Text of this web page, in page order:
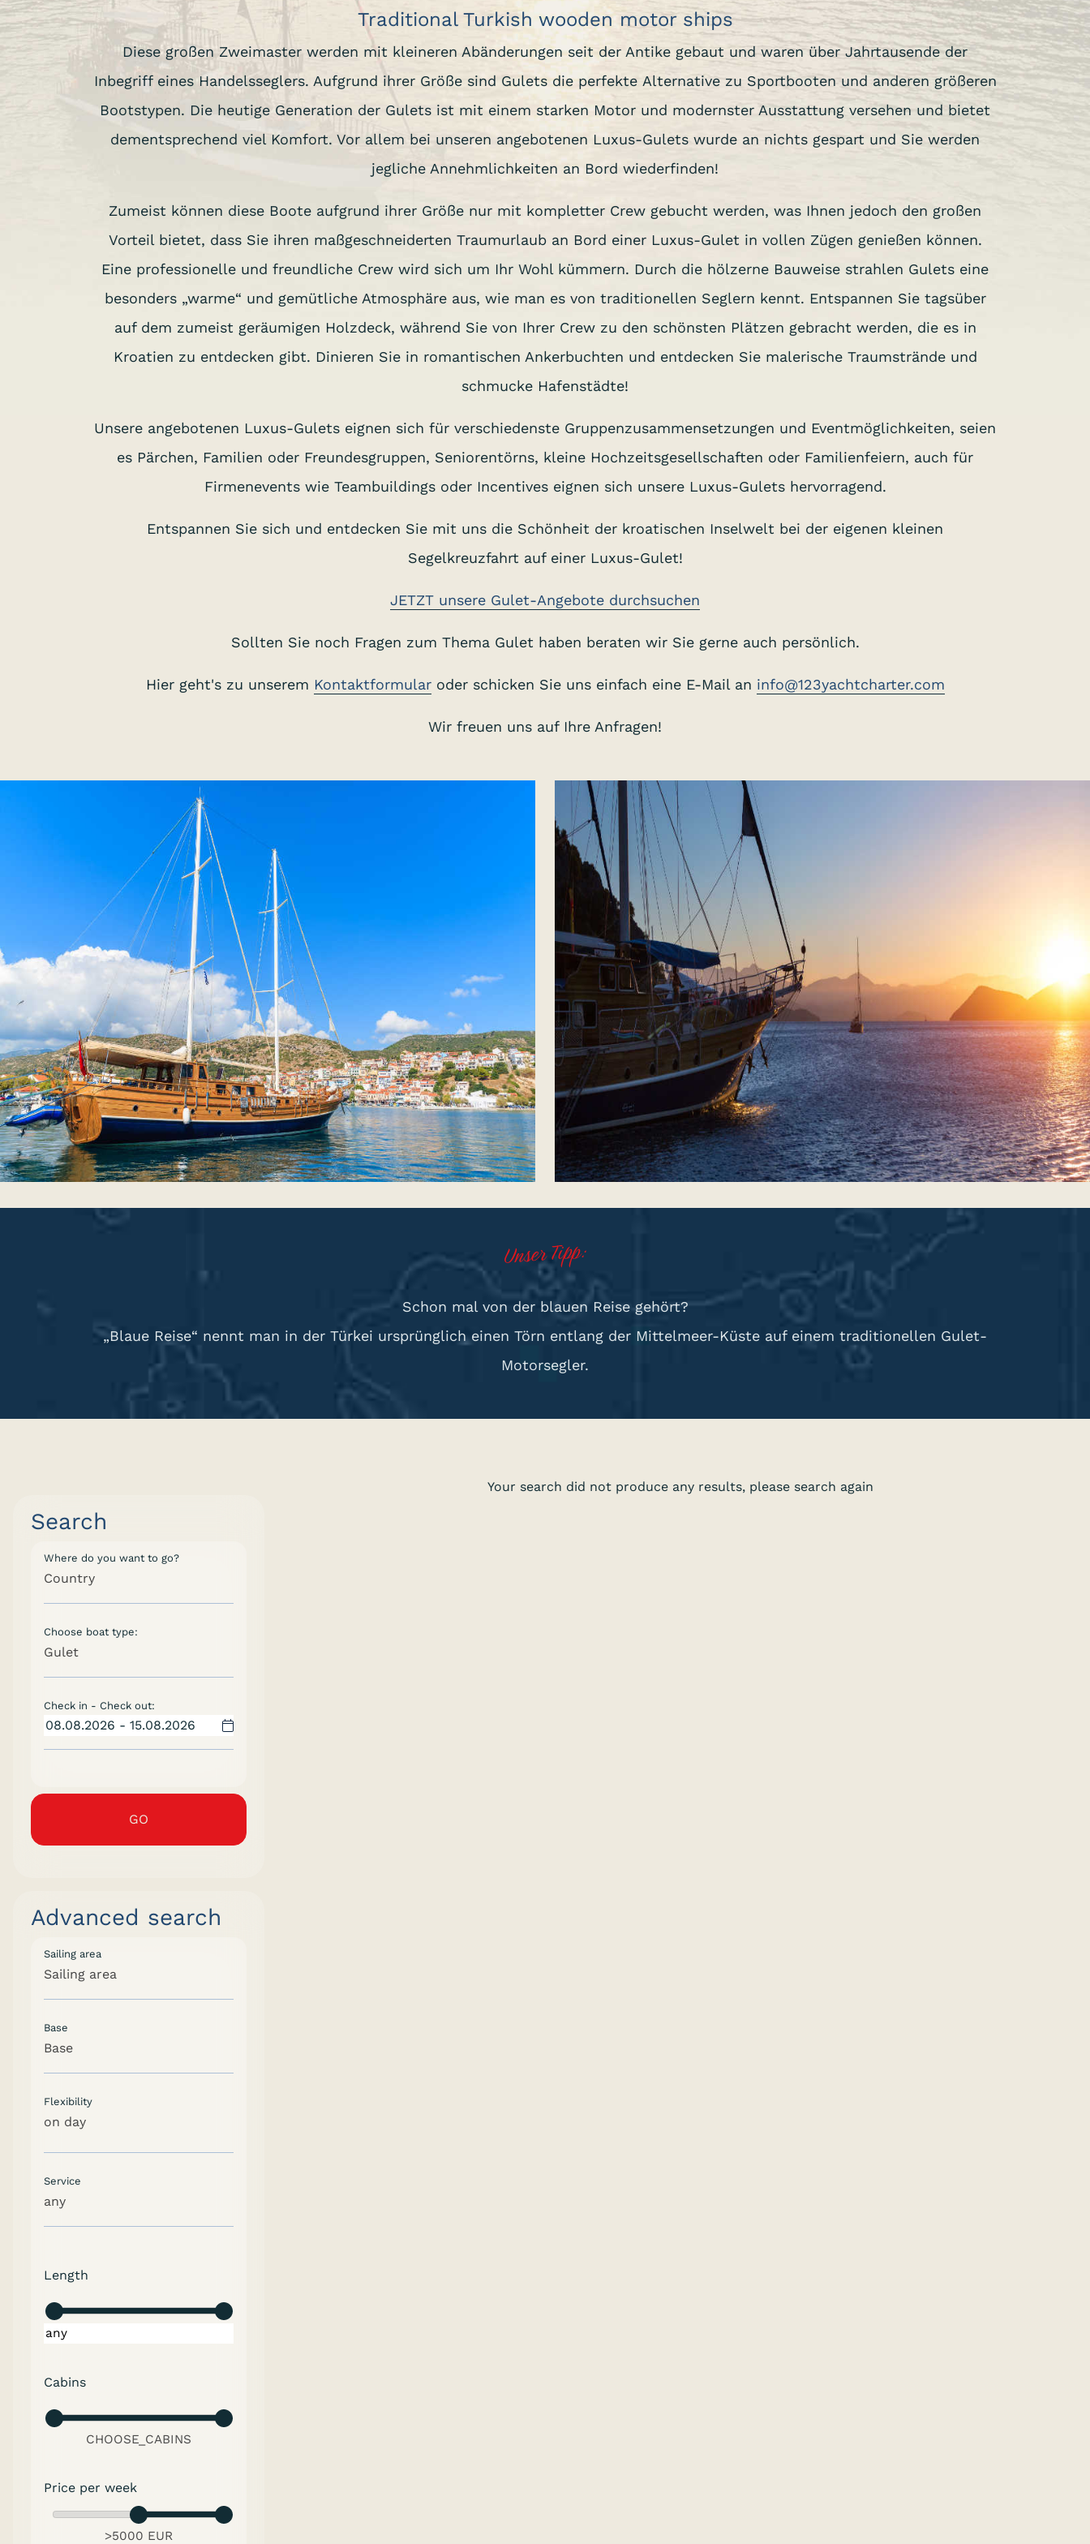
Traditional Turkish wooden motor ships
Diese großen Zweimaster werden mit kleineren Abänderungen seit der Antike gebaut und waren über Jahrtausende der
Inbegriff eines Handelsseglers. Aufgrund ihrer Größe sind Gulets die perfekte Alternative zu Sportbooten und anderen größeren
Bootstypen. Die heutige Generation der Gulets ist mit einem starken Motor und modernster Ausstattung versehen und bietet
dementsprechend viel Komfort. Vor allem bei unseren angebotenen Luxus-Gulets wurde an nichts gespart und Sie werden
jegliche Annehmlichkeiten an Bord wiederfinden!
Zumeist können diese Boote aufgrund ihrer Größe nur mit kompletter Crew gebucht werden, was Ihnen jedoch den großen
Vorteil bietet, dass Sie ihren maßgeschneiderten Traumurlaub an Bord einer Luxus-Gulet in vollen Zügen genießen können.
Eine professionelle und freundliche Crew wird sich um Ihr Wohl kümmern. Durch die hölzerne Bauweise strahlen Gulets eine
besonders „warme“ und gemütliche Atmosphäre aus, wie man es von traditionellen Seglern kennt. Entspannen Sie tagsüber
auf dem zumeist geräumigen Holzdeck, während Sie von Ihrer Crew zu den schönsten Plätzen gebracht werden, die es in
Kroatien zu entdecken gibt. Dinieren Sie in romantischen Ankerbuchten und entdecken Sie malerische Traumstrände und
schmucke Hafenstädte!
Unsere angebotenen Luxus-Gulets eignen sich für verschiedenste Gruppenzusammensetzungen und Eventmöglichkeiten, seien
es Pärchen, Familien oder Freundesgruppen, Seniorentörns, kleine Hochzeitsgesellschaften oder Familienfeiern, auch für
Firmenevents wie Teambuildings oder Incentives eignen sich unsere Luxus-Gulets hervorragend.
Entspannen Sie sich und entdecken Sie mit uns die Schönheit der kroatischen Inselwelt bei der eigenen kleinen
Segelkreuzfahrt auf einer Luxus-Gulet!
JETZT unsere Gulet-Angebote durchsuchen
Sollten Sie noch Fragen zum Thema Gulet haben beraten wir Sie gerne auch persönlich.
Hier geht's zu unserem Kontaktformularoder schicken Sie uns einfach eine E-Mail an info@123yachtcharter.com
Wir freuen uns auf Ihre Anfragen!
Unser Tipp:
Schon mal von der blauen Reise gehört?
„Blaue Reise“ nennt man in der Türkei ursprünglich einen Törn entlang der Mittelmeer-Küste auf einem traditionellen Gulet-
Motorsegler.
Search
Where do you want to go?
Country
Choose boat type:
Gulet
Check in - Check out:
GO
Advanced search
Sailing area
Sailing area
Base
Base
Flexibility
on day
Service
any
Length
Cabins
CHOOSE_CABINS
Price per week
Your search did not produce any results, please search again